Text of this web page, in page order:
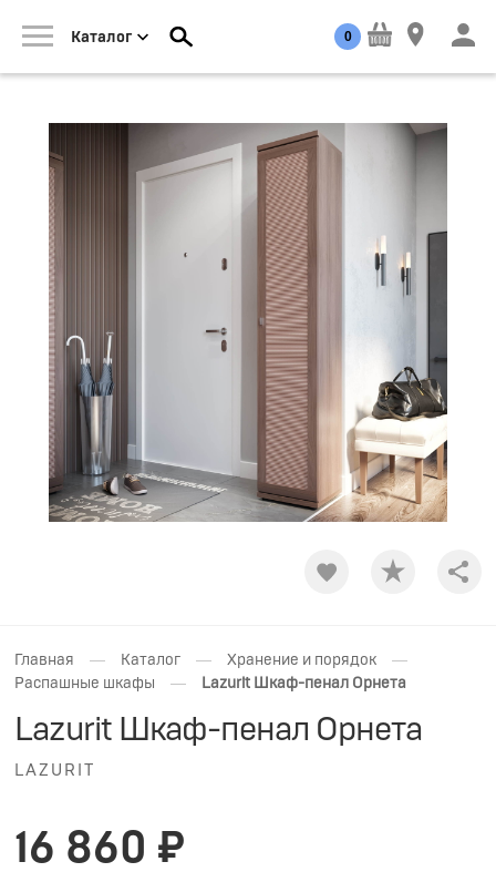
Каталог 0
Главная — Каталог — Хранение и порядок —
Распашные шкафы — Lazurit Шкаф-пенал Орнета
Lazurit Шкаф-пенал Орнета
LAZURIT
16 860 ₽